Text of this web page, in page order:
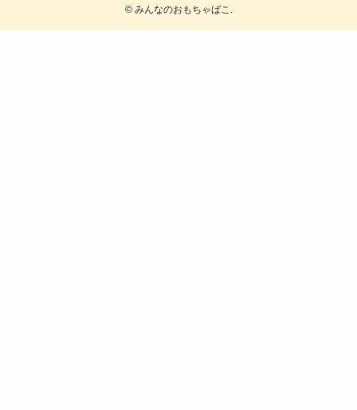
©みんなのおもちゃばこ.